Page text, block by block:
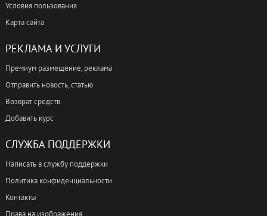
Условия пользования
Карта сайта
РЕКЛАМА И УСЛУГИ
Премиум размещение, реклама
Отправить новость, статью
Возврат средств
Добавить курс
СЛУЖБА ПОДДЕРЖКИ
Написать в службу поддержки
Политика конфиденциальности
Контакты
Права на изображения